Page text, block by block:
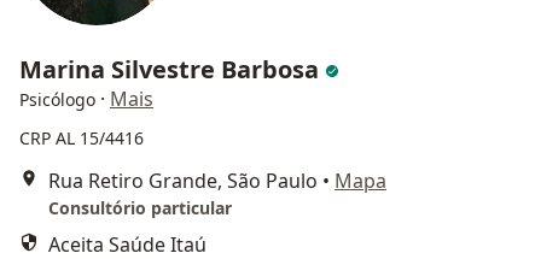
Marina Silvestre Barbosa
Psicólogo · Mais
CRP AL 15/4416
Rua Retiro Grande, São Paulo • Mapa
Consultório particular
Aceita Saúde Itaú